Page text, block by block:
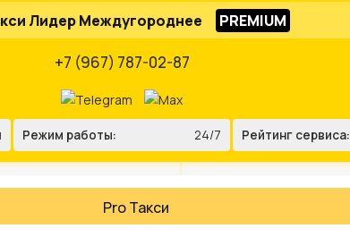
Лидер Междугороднее
+7 (967) 787-02-87
Режим работы: 24/7 Рейтинг сервиса:
Pro Такси